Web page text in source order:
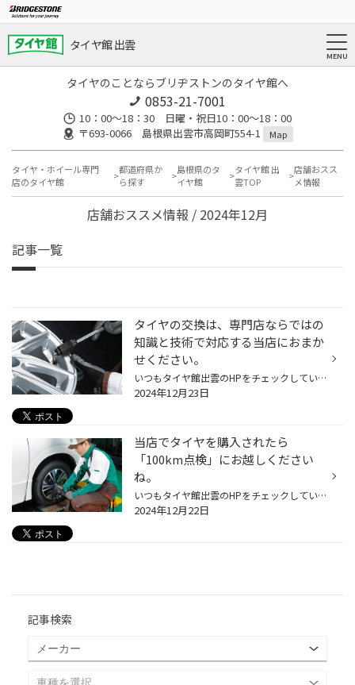
タイヤ館 出雲
タイヤのことならブリヂストンのタイヤ館へ
0853-21-7001
10：00～18：30 日曜・祝日10：00～18：00
〒693-0066 島根県出雲市高岡町554-1
Map
タイヤ・ホイール専門
店のタイヤ館
都道府県か
ら探す
島根県のタ
イヤ館
タイヤ館 出
雲TOP
店舗おスス
メ情報
店舗おススメ情報 / 2024年12月
記事一覧
タイヤの交換は、専門店ならではの
知識と技術で対応する当店におまか
せください。
いつもタイヤ館出雲のHPをチェックしていただきありがとうございます(^▽^)/ 当店はブリヂストンのタイヤ専門店として、ドライブの快適性を“足もと”からしっかりとサポートいたします。お客様により安全・安心なカーライフを送っていただけるよう、さまざまな商品・サービスをご用意していますが、な...
2024年12月23日
当店でタイヤを購入されたら
「100km点検」にお越しください
ね。
いつもタイヤ館出雲のHPをチェックしていただきありがとうございます(^▽^)/ 愛車のコンディションを保つためには、日々のメンテナンスが欠かせません。エンジンオイル交換やエアコンフィルター交換、車内消臭･除菌、防錆コーティングなどなど、当店では愛車の健康維持に効くさまざまなメニューを用...
2024年12月22日
記事検索